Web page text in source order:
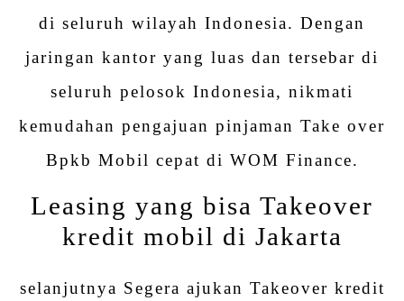
di seluruh wilayah Indonesia. Dengan
jaringan kantor yang luas dan tersebar di
seluruh pelosok Indonesia, nikmati
kemudahan pengajuan pinjaman Take over
Bpkb Mobil cepat di WOM Finance.
Leasing yang bisa Takeover
kredit mobil di Jakarta
selanjutnya Segera ajukan Takeover kredit